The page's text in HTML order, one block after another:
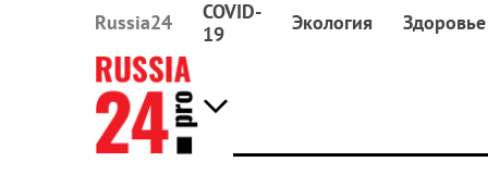
Russia24
COVID-
19
Экология Здоровье